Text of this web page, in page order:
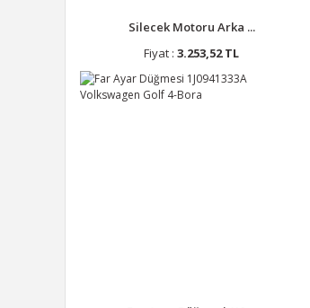
Silecek Motoru Arka ...
Fiyat : 3.253,52 TL